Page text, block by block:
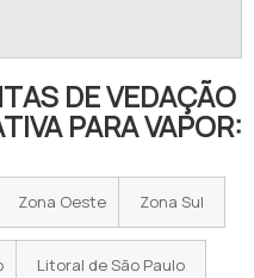
DE VEDAÇÃO
PARA VAPOR:
Zona Oeste Zona Sul
Litoral de São Paulo